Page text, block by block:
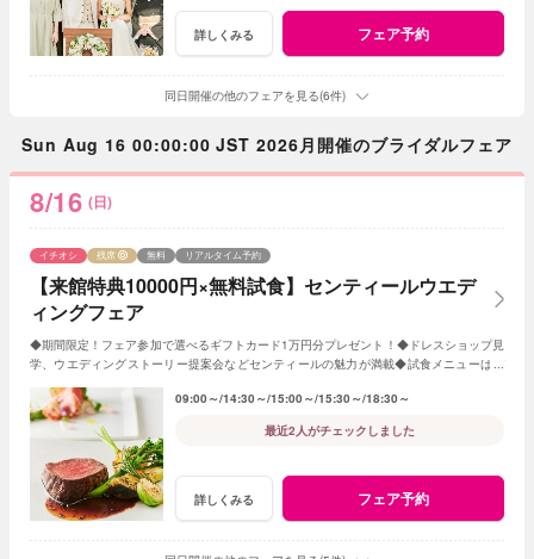
詳しくみる フェア予約
同日開催の他のフェアを見る(6件)
Sun Aug 16 00:00:00 JST 2026月開催のブライダルフェア
8/16 (日)
【来館特典10000円×無料試食】センティールウエデ
ィングフェア
イチオシ 残席 無料 リアルタイム予約
◆期間限定！フェア参加で選べるギフトカード1万円分プレゼント！◆ドレスショップ見
学、ウエディングストーリー提案会などセンティールの魅力が満載◆試食メニューはデ
09:00～ 14:30～ 15:00～ 15:30～ 18:30～
最近2人がチェックしました
詳しくみる フェア予約